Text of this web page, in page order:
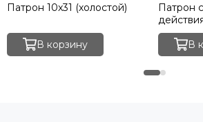
Патрон 10x31 (холостой)
В корзину
Патрон
В